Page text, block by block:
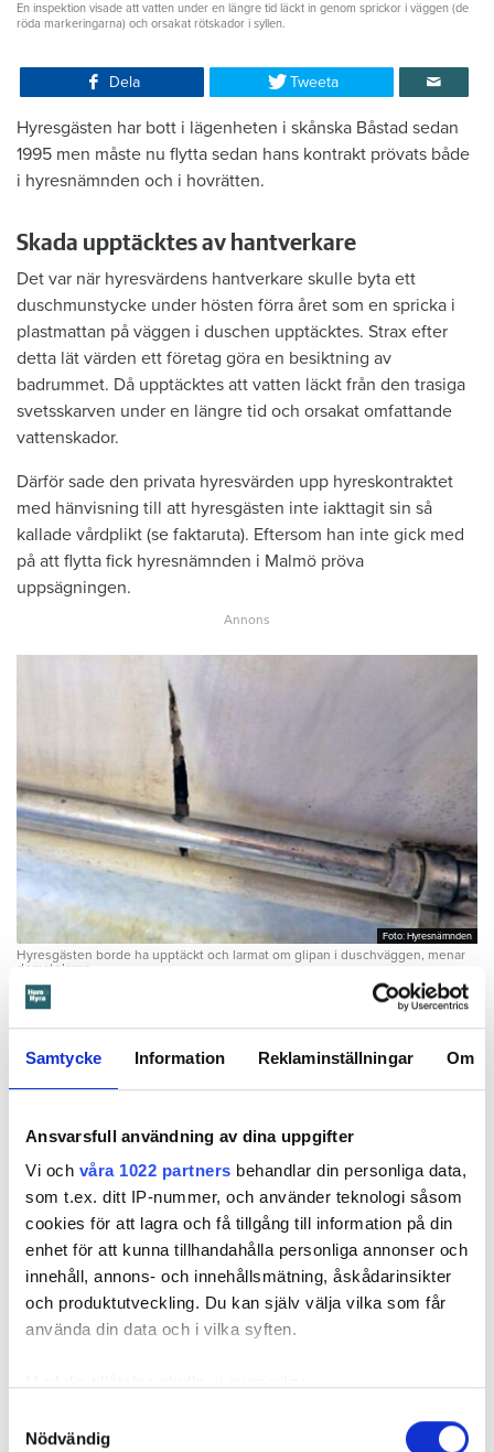
Samtycke Information Reklaminställningar Om
Ansvarsfull användning av dina uppgifter
Vi och våra 1022 partners behandlar din personliga data,
som t.ex. ditt IP-nummer, och använder teknologi såsom
cookies för att lagra och få tillgång till information på din
enhet för att kunna tillhandahålla personliga annonser och
innehåll, annons- och innehållsmätning, åskådarinsikter
och produktutveckling. Du kan själv välja vilka som får
använda din data och i vilka syften.
som kan ha en noggrannhet på upp till flera meter
Nödvändig
En inspektion visade att vatten under en längre tid läckt in genom sprickor i väggen (de
röda markeringarna) och orsakat rötskador i syllen.
Dela Tweeta
Hyresgästen har bott i lägenheten i skånska Båstad sedan
1995 men måste nu flytta sedan hans kontrakt prövats både
i hyresnämnden och i hovrätten.
Skada upptäcktes av hantverkare
Det var när hyresvärdens hantverkare skulle byta ett
duschmunstycke under hösten förra året som en spricka i
plastmattan på väggen i duschen upptäcktes. Strax efter
detta lät värden ett företag göra en besiktning av
badrummet. Då upptäcktes att vatten läckt från den trasiga
svetsskarven under en längre tid och orsakat omfattande
vattenskador.
Därför sade den privata hyresvärden upp hyreskontraktet
med hänvisning till att hyresgästen inte iakttagit sin så
kallade vårdplikt (se faktaruta). Eftersom han inte gick med
på att flytta fick hyresnämnden i Malmö pröva
uppsägningen.
Foto: Hyresnämnden
Foto: Hyresnämnden
Hyresgästen borde ha upptäckt och larmat om glipan i duschväggen, menar
domstolarna.
Hyresgästen själv menar att hyresvärden under hela den tid
han bott där varken gjort några inspektioner eller något
underhåll av badrummet, och att det är anledningen till att
sprickan har kunnat uppstå. Sprickan var heller inte så lätt
Tyckte inte renovering var nödvändig
Värden har en annan uppfattning, och påpekar att företaget
redan 2024 vände sig till hyresgästen med ett erbjudande
om att renovera hela lägenheten. Men då svarade
hyresgästen att både kök och badrum var i funktionellt
skick, och att det inte fanns behov av någon renovering.
Hade hyresgästen redan då varnat om sprickan hade
menar värden.
Hyresnämnden
gick på värdens linje och beslutade att